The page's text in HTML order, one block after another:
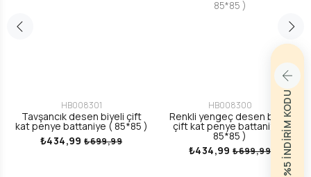
HB008301
Tavşancık desen biyeli çift
kat penye battaniye ( 85*85 )
₺434,99₺699,99
HB008300
Renkli yengeç desen biyeli
çift kat penye battaniye (
85*85 )
₺434,99₺699,99 %5 İNDİRİM KODU